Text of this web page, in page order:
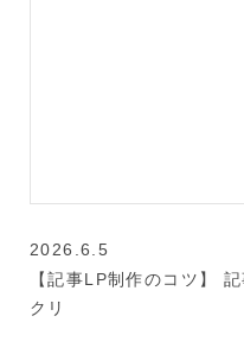
2026.6.5
【記事LP制作のコツ】
クリ